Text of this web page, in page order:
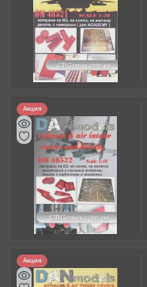
Акция
Акция